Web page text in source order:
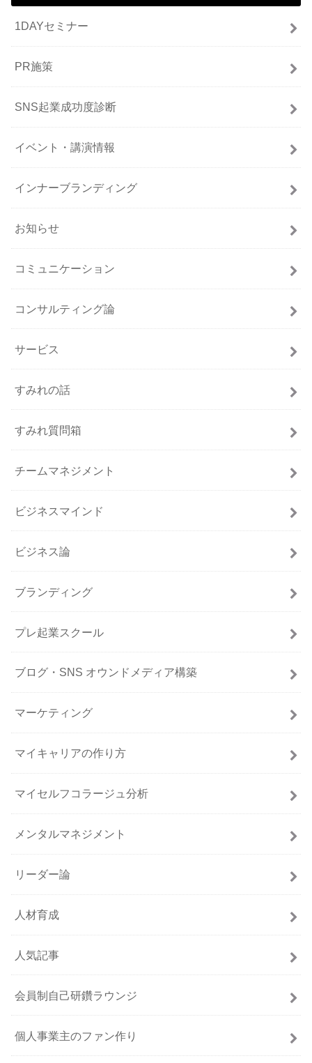
1DAYセミナー
PR施策
SNS起業成功度診断
イベント・講演情報
インナーブランディング
お知らせ
コミュニケーション
コンサルティング論
サービス
すみれの話
すみれ質問箱
チームマネジメント
ビジネスマインド
ビジネス論
ブランディング
プレ起業スクール
ブログ・SNS オウンドメディア構築
マーケティング
マイキャリアの作り方
マイセルフコラージュ分析
メンタルマネジメント
リーダー論
人材育成
人気記事
会員制自己研鑽ラウンジ
個人事業主のファン作り